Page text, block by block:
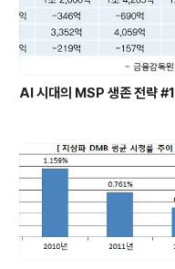
AI 시대의 MSP 생존 전략 #1